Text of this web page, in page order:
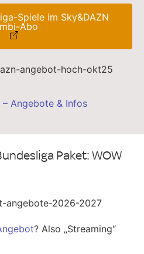
Spiele im Sky&DAZN
Abo
– Angebote & Infos
Paket: WOW
? Also „Streaming“